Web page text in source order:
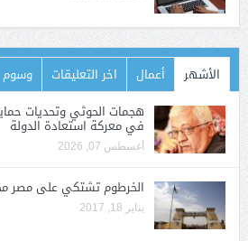
الأشهر أعمال اخر التعليقات
وسوم
هجمات الحوثي وتحديات
في معركة استعادة الدولة
أغسطس 07, 2026
الخرطوم تشتكي على مصر
يناير 18, 2017